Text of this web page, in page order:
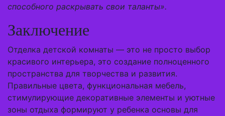
способного раскрывать свои таланты».
Заключение
Отделка детской комнаты — это не просто выбор
красивого интерьера, это создание полноценного
пространства для творчества и развития.
Правильные цвета, функциональная мебель,
стимулирующие декоративные элементы и уютные
зоны отдыха формируют у ребенка основы для